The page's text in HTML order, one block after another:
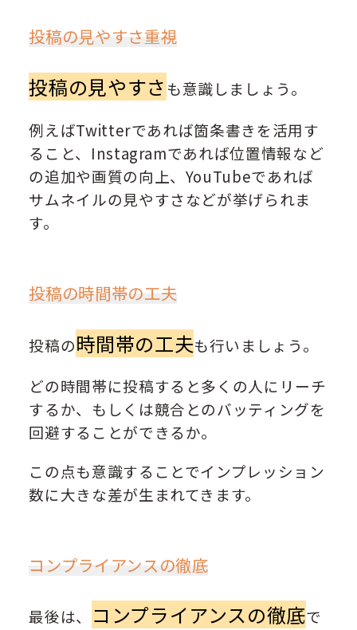
投稿の見やすさ重視
投稿の見やすさ も意識しましょう。
例えばTwitterであれば箇条書きを活用す
ること、Instagramであれば位置情報など
の追加や画質の向上、YouTubeであれば
サムネイルの見やすさなどが挙げられま
す。
投稿の時間帯の工夫
投稿の時間帯の工夫も行いましょう。
どの時間帯に投稿すると多くの人にリーチ
するか、もしくは競合とのバッティングを
回避することができるか。
この点も意識することでインプレッション
数に大きな差が生まれてきます。
コンプライアンスの徹底
最後は、 コンプライアンスの徹底で